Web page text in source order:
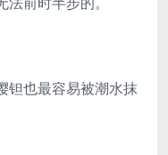
钽也最容易被潮水抹